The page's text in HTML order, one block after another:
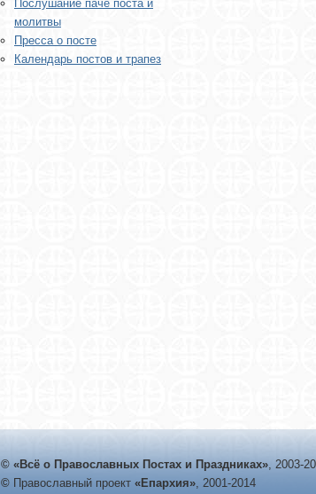
Послушание паче поста и
молитвы
Пресса о посте
Календарь постов и трапез
© «Всё о Православных Постах и Праздниках», 2003-
© Православный проект «Епархия», 2001-2014